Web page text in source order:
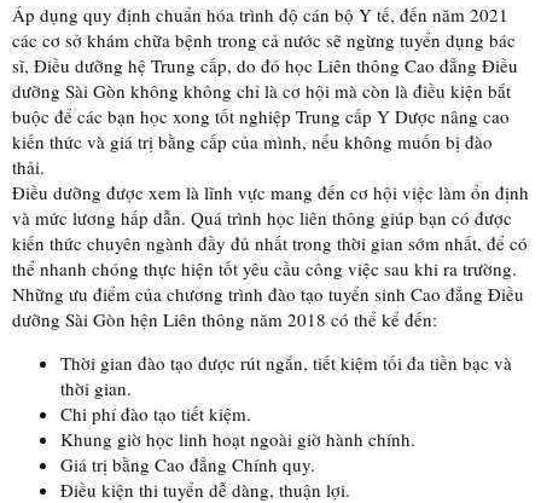
Áp dụng quy định chuẩn hóa trình độ cán bộ Y tế, đến năm 2021
các cơ sở khám chữa bệnh trong cả nước sẽ ngừng tuyển dụng bác
sĩ, Điều dưỡng hệ Trung cấp, do đó học Liên thông Cao đẳng Điều
dưỡng Sài Gòn không không chỉ là cơ hội mà còn là điều kiện bắt
buộc để các bạn học xong tốt nghiệp Trung cấp Y Dược nâng cao
kiến thức và giá trị bằng cấp của mình, nếu không muốn bị đào
thải.
Điều dưỡng được xem là lĩnh vực mang đến cơ hội việc làm ổn định
và mức lương hấp dẫn. Quá trình học liên thông giúp bạn có được
kiến thức chuyên ngành đầy đủ nhất trong thời gian sớm nhất, để có
thể nhanh chóng thực hiện tốt yêu cầu công việc sau khi ra trường.
Những ưu điểm của chương trình đào tạo tuyển sinh Cao đẳng Điều
dưỡng Sài Gòn hện Liên thông năm 2018 có thể kể đến:
Thời gian đào tạo được rút ngắn, tiết kiệm tối đa tiền bạc và
thời gian.
Chi phí đào tạo tiết kiệm.
Khung giờ học linh hoạt ngoài giờ hành chính.
Giá trị bằng Cao đẳng Chính quy.
Điều kiện thi tuyển dễ dàng, thuận lợi.